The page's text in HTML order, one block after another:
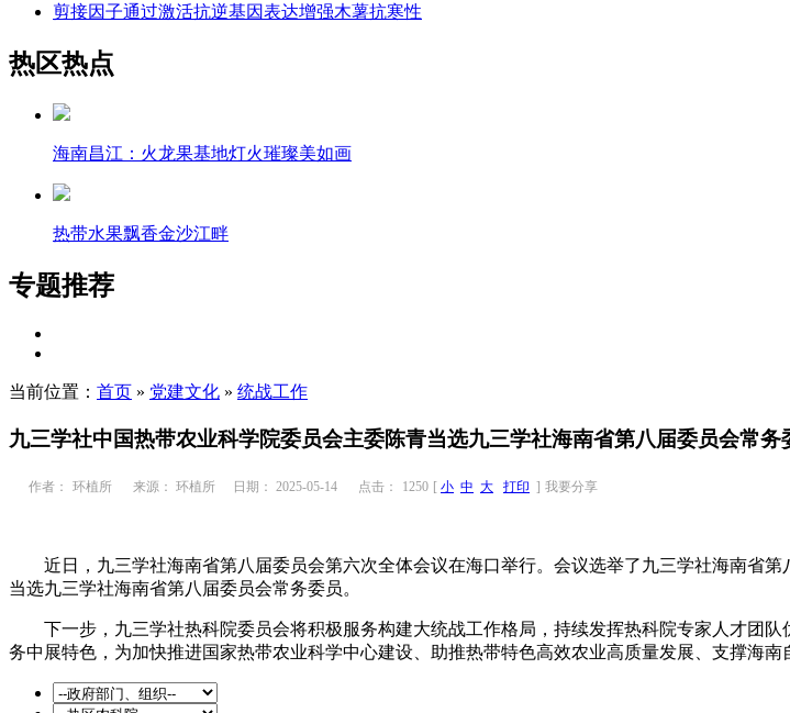
剪接因子通过激活抗逆基因表达增强木薯抗寒性
热区热点
海南昌江：火龙果基地灯火璀璨美如画
热带水果飘香金沙江畔
专题推荐
当前位置： 首页 » 党建文化 » 统战工作
九三学社中国热带农业科学院委员会主委陈青当选九三学社海南省第八届委员会常务
作者： 环植所 来源： 环植所 日期： 2025-05-14 点击： 1250 [ 小 中 大 打印 ] 我要分享
近日，九三学社海南省第八届委员会第六次全体会议在海口举行。会议选举了九三学社海南省第
当选九三学社海南省第八届委员会常务委员。
下一步，九三学社热科院委员会将积极服务构建大统战工作格局，持续发挥热科院专家人才团队
务中展特色，为加快推进国家热带农业科学中心建设、助推热带特色高效农业高质量发展、支撑海南